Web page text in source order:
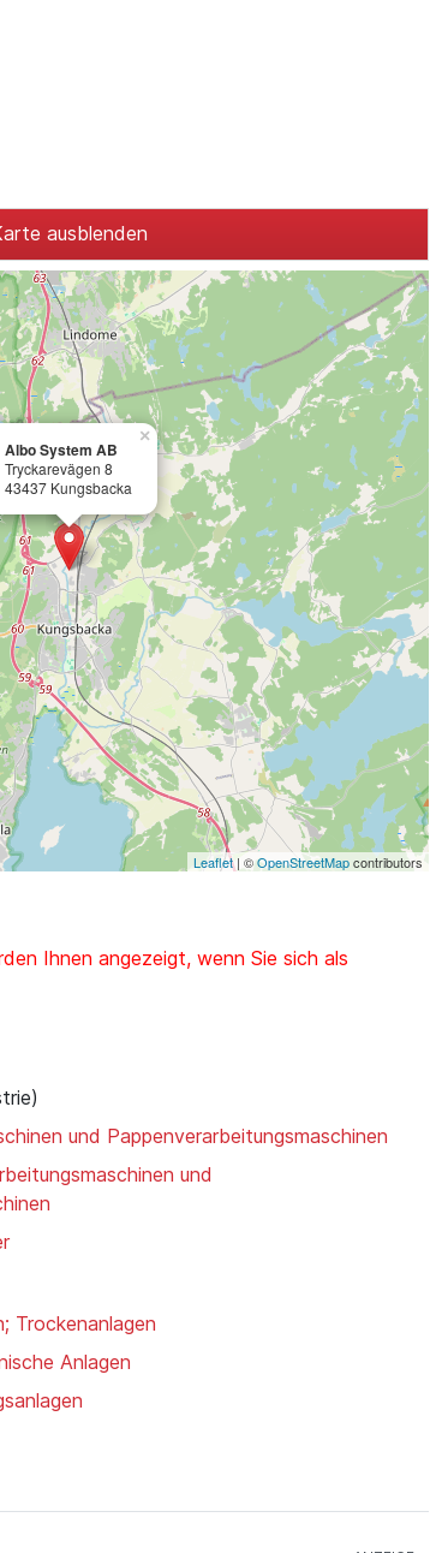
ausblenden
Albo System AB
Tryckarevägen 8
43437 Kungsbacka
×
Leaflet| ©OpenStreetMapcontributors
Ihnen angezeigt, wenn Sie sich als
und Pappenverarbeitungsmaschinen
und
Trockenanlagen
Anlagen